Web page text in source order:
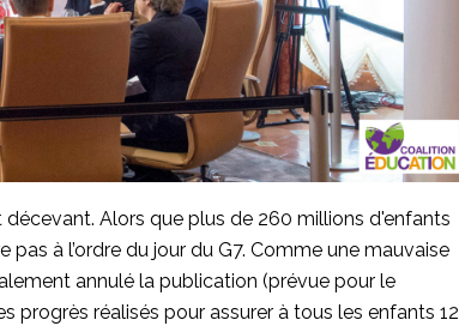
Alors que plus de 260 millions d'enfants
à l’ordre du jour du G7. Comme une mauvaise
annulé la publication (prévue pour le
progrès réalisés pour assurer à tous les enfants 12